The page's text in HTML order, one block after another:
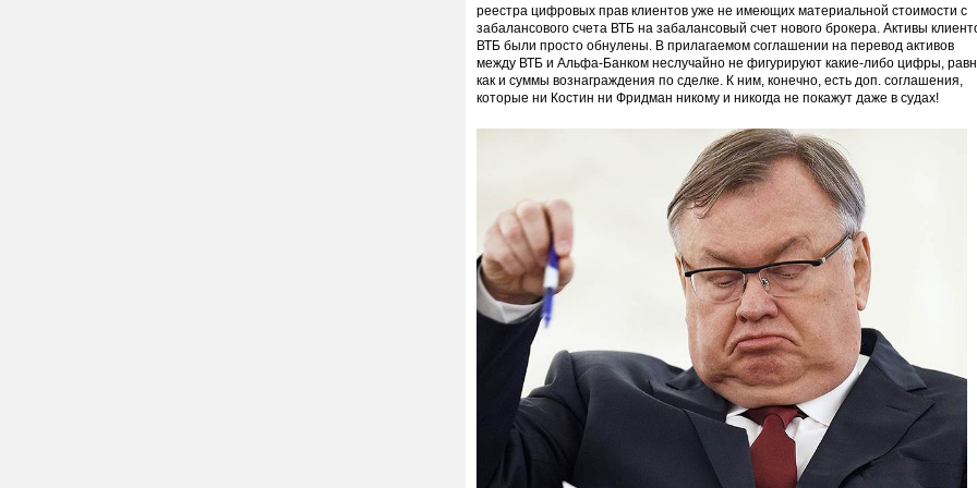
реестра цифровых прав клиентов уже не имеющих материальной стоимости с
забалансового счета ВТБ на забалансовый счет нового брокера. Активы
ВТБ были просто обнулены. В прилагаемом соглашении на перевод активов
между ВТБ и Альфа-Банком неслучайно не фигурируют какие-либо цифры,
как и суммы вознаграждения по сделке. К ним, конечно, есть доп. соглашения,
которые ни Костин ни Фридман никому и никогда не покажут даже в судах!